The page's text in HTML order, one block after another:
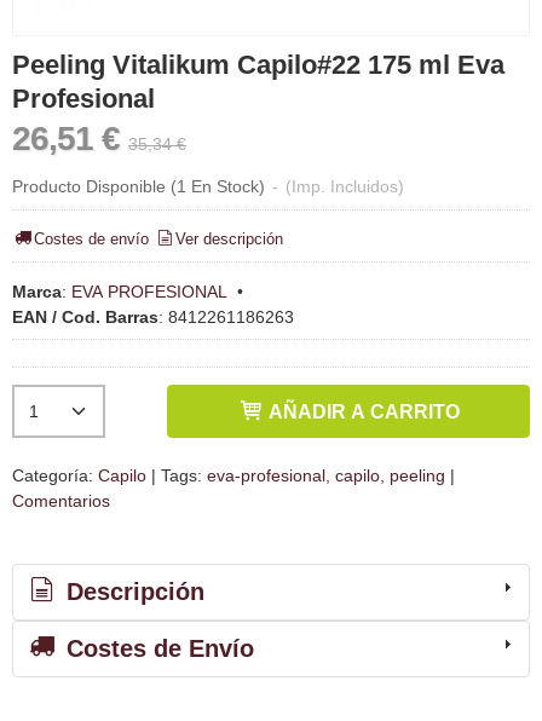
Peeling Vitalikum Capilo#22 175 ml Eva
Profesional
26,51 € 35,34 €
Producto Disponible (1 En Stock) - (Imp. Incluidos)
Costes de envío Ver descripción
Marca: EVA PROFESIONAL
•
EAN / Cod. Barras: 8412261186263
AÑADIR A CARRITO
Categoría: Capilo | Tags: eva-profesional capilo peeling |
Comentarios
Descripción
Costes de Envío